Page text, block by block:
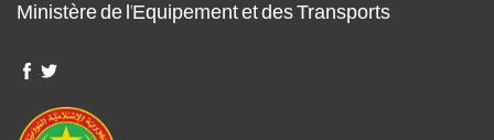
Ministère de l'Equipement et des Transports